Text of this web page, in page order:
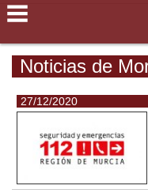
Noticias de
27/12/2020